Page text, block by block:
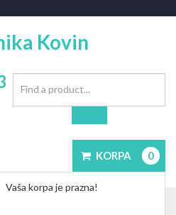
Kovin
KORPA 0
Vaša korpa je prazna!